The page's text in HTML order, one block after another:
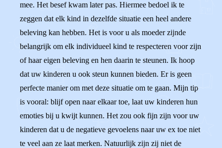
mee. Het besef kwam later pas. Hiermee bedoel ik te
zeggen dat elk kind in dezelfde situatie een heel andere
beleving kan hebben. Het is voor u als moeder zijnde
belangrijk om elk individueel kind te respecteren voor zijn
of haar eigen beleving en hen daarin te steunen. Ik hoop
dat uw kinderen u ook steun kunnen bieden. Er is geen
perfecte manier om met deze situatie om te gaan. Mijn tip
is vooral: blijf open naar elkaar toe, laat uw kinderen hun
emoties bij u kwijt kunnen. Het zou ook fijn zijn voor uw
kinderen dat u de negatieve gevoelens naar uw ex toe niet
te veel aan ze laat merken. Natuurlijk zijn zij niet de